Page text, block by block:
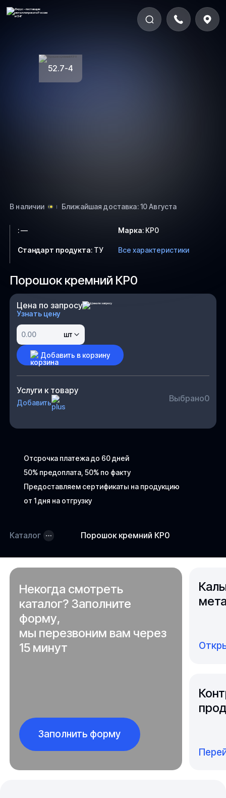
52.7-4
В наличии Ближайшая доставка: 10 Августа
Порошок кремний КР0
Отсрочка платежа до 60 дней
50% предоплата, 50% по факту
Предоставляем сертификаты на продукцию
от 1 дня на отгрузку
Цена по запросу
Узнать цену
шт
Добавить в корзину
Услуги к товару
Добавить Выбрано0
:— Марка: КР0
Стандарт продукта: ТУ Все характеристики
Каталог Порошок кремний КР0
Некогда смотреть
каталог? Заполните
форму,
мы перезвоним вам через
15 минут
Заполнить форму